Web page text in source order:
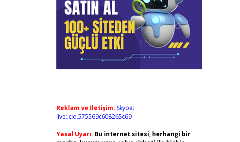
Reklam ve İletişim: Skype:
live:.cid.575569c608265c69
Yasal Uyarı: Bu internet sitesi, herhangi bir